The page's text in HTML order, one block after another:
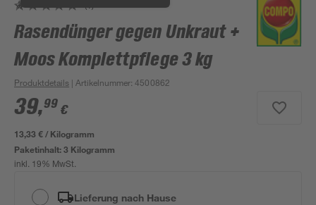
Rasendünger gegen Unkraut +
Moos Komplettpflege 3 kg
Produktdetails | Artikelnummer:4500862
39,99 €
13,33 € / Kilogramm
Paketinhalt:3 Kilogramm
inkl. 19% MwSt.
Lieferung nach Hause